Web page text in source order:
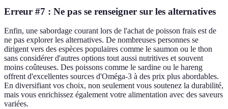
Erreur #7 : Ne pas se renseigner sur les alternatives
Enfin, une sabordage courant lors de l'achat de poisson frais est de
ne pas explorer les alternatives. De nombreuses personnes se
dirigent vers des espèces populaires comme le saumon ou le thon
sans considérer d'autres options tout aussi nutritives et souvent
moins coûteuses. Des poissons comme le sardine ou le hareng
offrent d'excellentes sources d'Oméga-3 à des prix plus abordables.
En diversifiant vos choix, non seulement vous soutenez la durabilité,
mais vous enrichissez également votre alimentation avec des saveurs
variées.